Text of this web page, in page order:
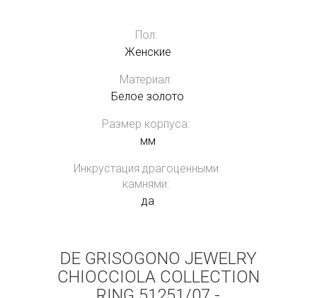
Пол:
Женские
Материал:
Белое золото
Размер корпуса:
мм
Инкрустация драгоценными
камнями:
да
DE GRISOGONO JEWELRY
CHIOCCIOLA COLLECTION